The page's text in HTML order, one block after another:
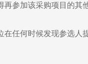
参加该采购项目的其
任何时候发现参选人